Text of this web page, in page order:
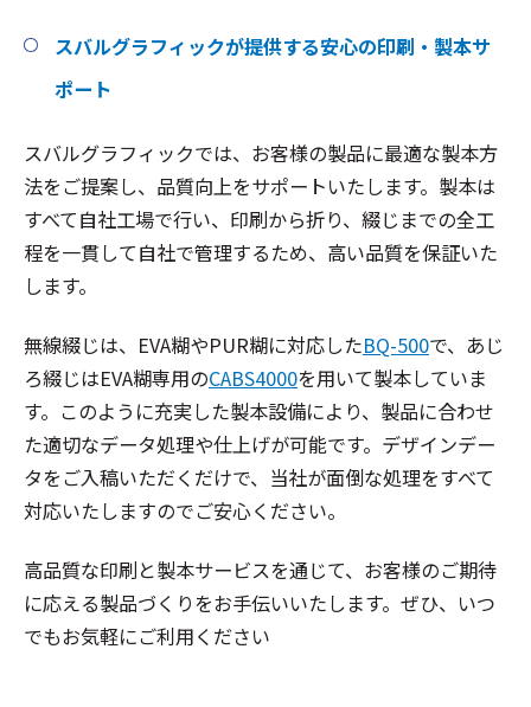
スバルグラフィックが提供する安心の印刷・製本サ
ポート
スバルグラフィックでは、お客様の製品に最適な製本方
法をご提案し、品質向上をサポートいたします。製本は
すべて自社工場で行い、印刷から折り、綴じまでの全工
程を一貫して自社で管理するため、高い品質を保証いた
します。
無線綴じは、EVA糊やPUR糊に対応したBQ-500で、あじ
ろ綴じはEVA糊専用のCABS4000を用いて製本していま
す。このように充実した製本設備により、製品に合わせ
た適切なデータ処理や仕上げが可能です。デザインデー
タをご入稿いただくだけで、当社が面倒な処理をすべて
対応いたしますのでご安心ください。
高品質な印刷と製本サービスを通じて、お客様のご期待
に応える製品づくりをお手伝いいたします。ぜひ、いつ
でもお気軽にご利用ください